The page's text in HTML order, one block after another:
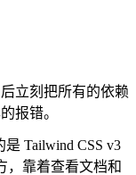
立刻把所有的依赖
报错。
Tailwind CSS v3
，靠着查看文档和